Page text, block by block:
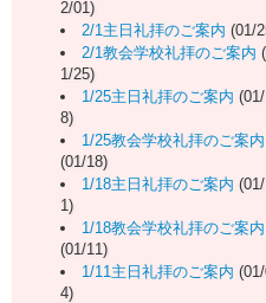
2/01)
2/1主日礼拝のご案内 (01/
2/1教会学校礼拝のご案内
1/25)
1/25主日礼拝のご案内
8)
1/25教会学校礼拝のご案内
(01/18)
1/18主日礼拝のご案内
1)
1/18教会学校礼拝のご案内
(01/11)
1/11主日礼拝のご案内
4)